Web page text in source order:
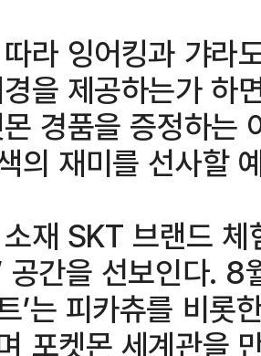
라 잉어킹과 갸라
을 제공하는가 하
경품을 증정하는
의 재미를 선사할
재 SKT 브랜드 체
공간을 선보인다.
’는 피카츄를 비롯
포켓몬 세계관을